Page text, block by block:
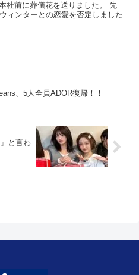
社前に葬儀花を送りました。 先
ィンターとの恋愛を否定しました
、5人全員ADOR復帰！！
と言わ